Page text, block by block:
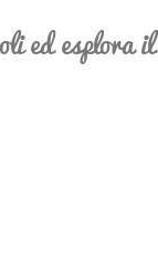
ed esplora